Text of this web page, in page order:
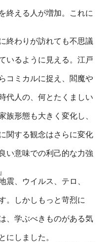
終える人が増加。これに
終わりが訪れても不思議
いるように見える。江戸
コミカルに捉え、閻魔や
代人の、何とたくましい
族形態も大きく変化し、
関する観念はさらに変化
い意味での利己的な力強
震、ウイルス、テロ、
。しかしもっと苛烈に
、学ぶべきものがある気
にしました。